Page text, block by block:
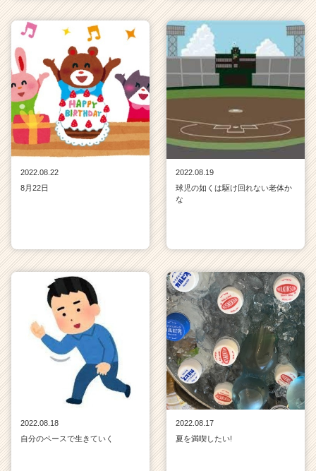
2022.08.22
8月22日
2022.08.19
球児の如くは駆け回れない老体か
な
2022.08.18
自分のペースで生きていく
2022.08.17
夏を満喫したい!